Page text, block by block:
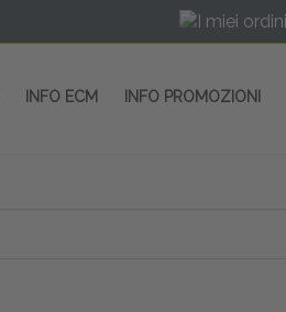
INFO ECM INFO PROMOZIONI